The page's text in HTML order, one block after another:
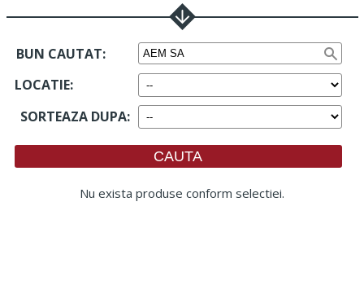
BUN CAUTAT:
LOCATIE:
SORTEAZA DUPA:
Nu exista produse conform selectiei.